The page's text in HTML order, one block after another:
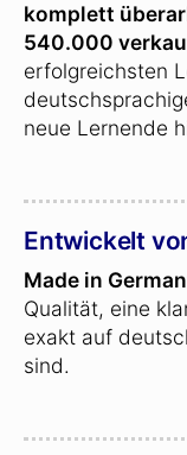
komplett
540.000
erfolgreichsten
neue Lernende
Entwickelt
Made in
Qualität, eine
exakt auf
sind.